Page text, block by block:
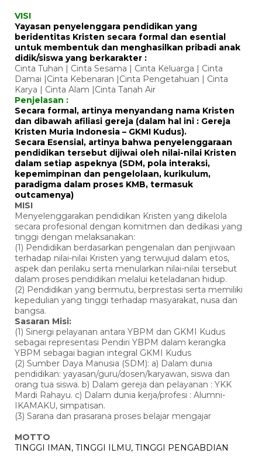
VISI
Yayasan penyelenggara pendidikan yang
beridentitas Kristen secara formal dan esential
untuk membentuk dan menghasilkan pribadi anak
didik/siswa yang berkarakter :
Cinta Tuhan | Cinta Sesama | Cinta Keluarga | Cinta
Damai |Cinta Kebenaran |Cinta Pengetahuan | Cinta
Karya | Cinta Alam |Cinta Tanah Air
Penjelasan :
Secara formal, artinya menyandang nama Kristen
dan dibawah afiliasi gereja (dalam hal ini : Gereja
Kristen Muria Indonesia – GKMI Kudus).
Secara Esensial, artinya bahwa penyelenggaraan
pendidikan tersebut dijiwai oleh nilai-nilai Kristen
dalam setiap aspeknya (SDM, pola interaksi,
kepemimpinan dan pengelolaan, kurikulum,
paradigma dalam proses KMB, termasuk
outcamenya)
MISI
Menyelenggarakan pendidikan Kristen yang dikelola
secara profesional dengan komitmen dan dedikasi yang
tinggi dengan melaksanakan:
(1) Pendidikan berdasarkan pengenalan dan penjiwaan
terhadap nilai-nilai Kristen yang terwujud dalam etos,
aspek dan perilaku serta menularkan nilai-nilai tersebut
dalam proses pendidikan melalui keteladanan hidup.
(2) Pendidikan yang bermutu, berprestasi serta memiliki
kepedulian yang tinggi terhadap masyarakat, nusa dan
bangsa.
Sasaran Misi:
(1) Sinergi pelayanan antara YBPM dan GKMI Kudus
sebagai representasi Pendiri YBPM dalam kerangka
YBPM sebagai bagian integral GKMI Kudus
(2) Sumber Daya Manusia (SDM): a) Dalam dunia
pendidikan: yayasan/guru/dosen/karyawan, siswa dan
orang tua siswa. b) Dalam gereja dan pelayanan : YKK
Mardi Rahayu. c) Dalam dunia kerja/profesi : Alumni-
IKAMAKU, simpatisan.
(3) Sarana dan prasarana proses belajar mengajar
MOTTO
TINGGI IMAN, TINGGI ILMU, TINGGI PENGABDIAN